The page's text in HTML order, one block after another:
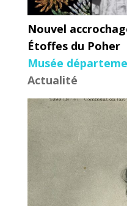
Nouvel
Étoffes du Poher
Musée
Actualité